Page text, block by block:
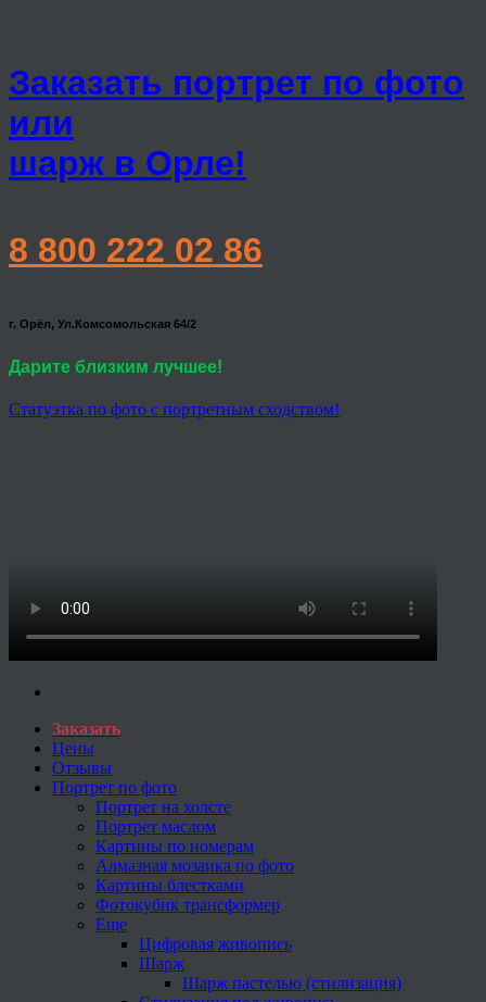
Заказать портрет по фото
или
шарж в Орле!
8 800 222 02 86
г. Орёл, Ул.Комсомольская 64/2
Дарите близким лучшее!
Статуэтка по фото с портретным сходством!
Заказать
Цены
Отзывы
Портрет по фото
Портрет на холсте
Портрет маслом
Картины по номерам
Алмазная мозаика по фото
Картины блестками
Фотокубик трансформер
Еще
Цифровая живопись
Шарж
Шарж пастелью (стилизация)